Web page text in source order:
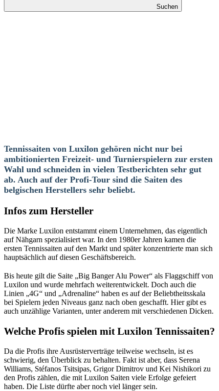
Suchen
Tennissaiten von Luxilon gehören nicht nur bei
ambitionierten Freizeit- und Turnierspielern zur ersten
Wahl und schneiden in vielen Testberichten sehr gut
ab. Auch auf der Profi-Tour sind die Saiten des
belgischen Herstellers sehr beliebt.
Infos zum Hersteller
Die Marke Luxilon entstammt einem Unternehmen, das eigentlich
auf Nähgarn spezialisiert war. In den 1980er Jahren kamen die
ersten Tennissaiten auf den Markt und später konzentrierte man sich
hauptsächlich auf diesen Geschäftsbereich.
Bis heute gilt die Saite „Big Banger Alu Power“ als Flaggschiff von
Luxilon und wurde mehrfach weiterentwickelt. Doch auch die
Linien „4G“ und „Adrenaline“ haben es auf der Beliebtheitsskala
bei Spielern jeden Niveaus ganz nach oben geschafft. Hier gibt es
auch unzählige Varianten, unter anderem mit verschiedenen Dicken.
Welche Profis spielen mit Luxilon Tennissaiten?
Da die Profis ihre Ausrüsterverträge teilweise wechseln, ist es
schwierig, den Überblick zu behalten. Fakt ist aber, dass Serena
Williams, Stéfanos Tsitsipas, Grigor Dimitrov und Kei Nishikori zu
den Profis zählen, die mit Luxilon Saiten viele Erfolge gefeiert
haben. Die Liste dürfte aber noch viel länger sein.